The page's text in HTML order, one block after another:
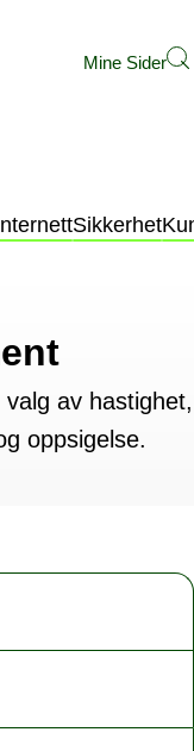
Mine Sider
Sikkerhet
av hastighet,
oppsigelse.